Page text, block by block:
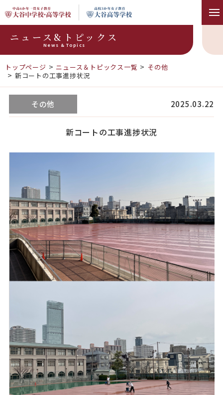
ニュース&トピックス
News & Topics
トップページ ニュース＆トピックス一覧
その他
新コートの工事進捗状況
その他 2025.03.22
新コートの工事進捗状況